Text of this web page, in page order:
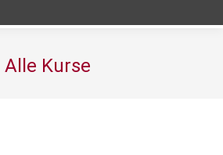
Alle Kurse